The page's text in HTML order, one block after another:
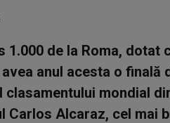
1.000 de la Roma, dotat
anul acesta o finală
clasamentului mondial
Carlos Alcaraz, cel mai